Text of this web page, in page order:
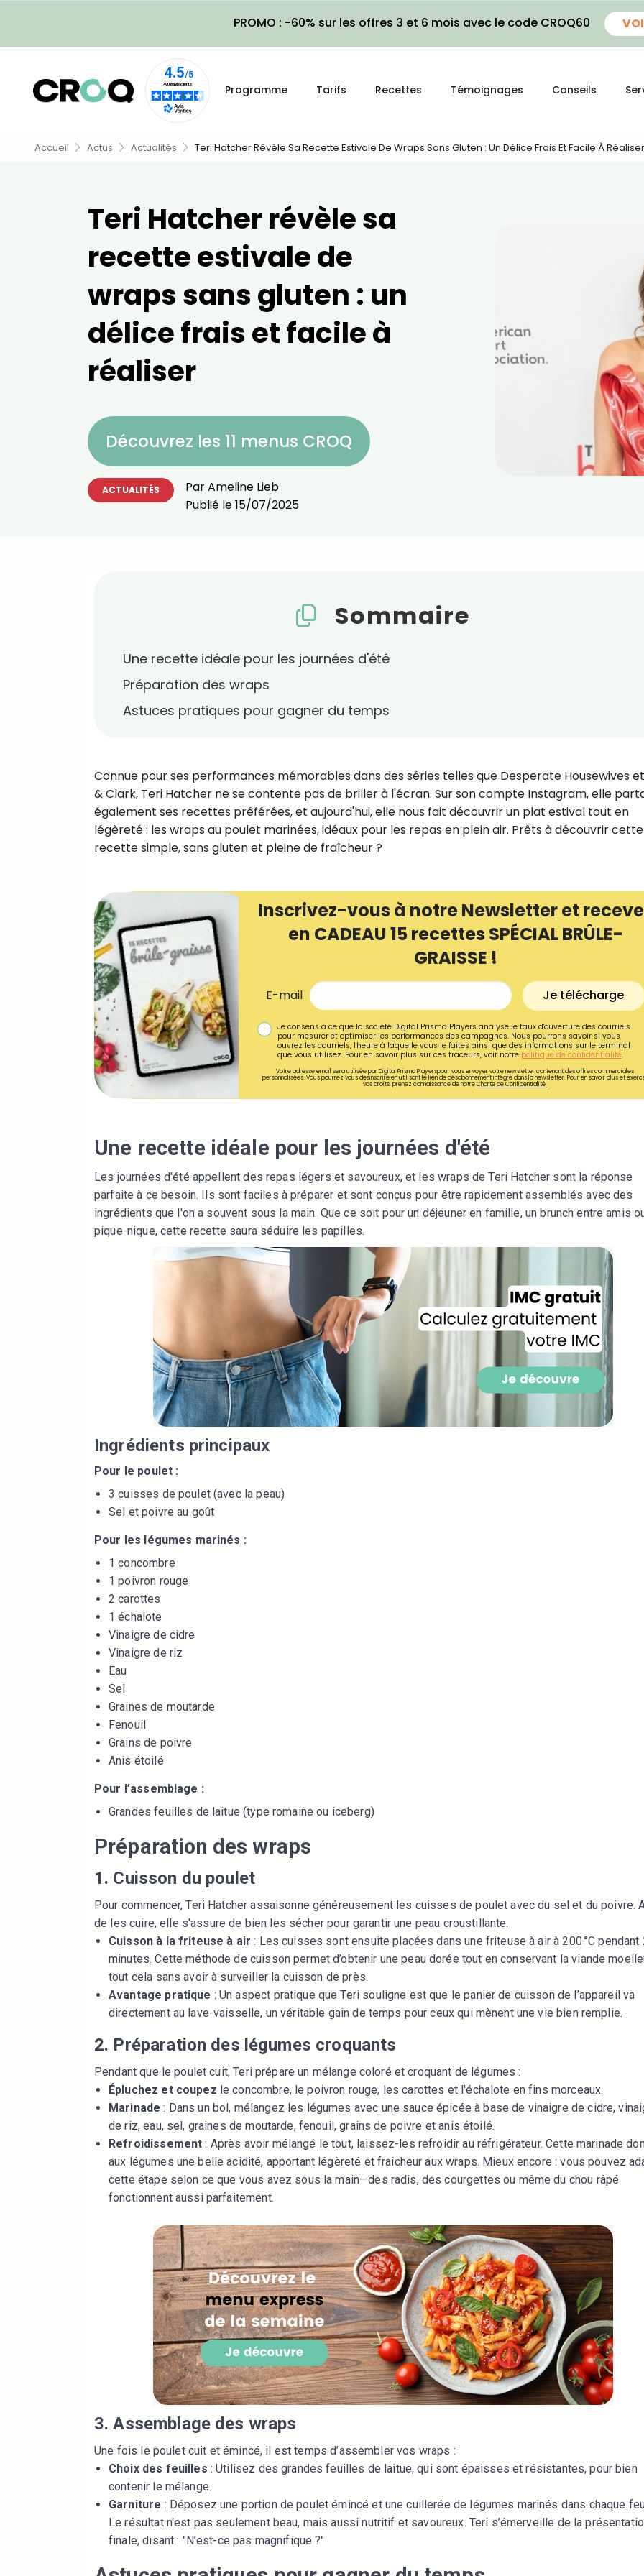
PROMO : -60% sur les offres 3 et 6 mois avec le code CROQ60
Programme Tarifs Recettes Témoignages Conseils
Accueil Actus Actualités Teri Hatcher Révèle Sa Recette Estivale De Wraps Sans Gluten : Un Délice Frais Et Facile À Réaliser
Teri Hatcher révèle sa
recette estivale de
wraps sans gluten : un
délice frais et facile à
réaliser
Découvrez les 11 menus CROQ
ACTUALITÉS ParAmeline Lieb
Publié le15/07/2025
Sommaire
Une recette idéale pour les journées d'été
Préparation des wraps
Astuces pratiques pour gagner du temps
Connue pour ses performances mémorables dans des séries telles que Desperate Housewives et
& Clark, Teri Hatcher ne se contente pas de briller à l'écran. Sur son compte Instagram, elle
également ses recettes préférées, et aujourd'hui, elle nous fait découvrir un plat estival tout en
légèreté : les wraps au poulet marinées, idéaux pour les repas en plein air. Prêts à découvrir cette
recette simple, sans gluten et pleine de fraîcheur ?
Inscrivez-vous à notre Newsletter et
en CADEAU 15 recettes SPÉCIAL BRÛLE-
GRAISSE !
E-mail Je télécharge
Je consens à ce que la société Digital Prisma Players analyse le taux d'ouverture des courriels
pour mesurer et optimiser les performances des campagnes. Nous pourrons savoir si vous
ouvrez les courriels, l'heure à laquelle vous le faites ainsi que des informations sur le terminal
que vous utilisez. Pour en savoir plus sur ces traceurs, voir notre politique de confidentialité.
Votre adresse email sera utilisée par Digital Prisma Playerspour vous envoyer votre newsletter contenant des offres commerciales
personnalisées. Vous pourrez vous désinscrire en utilisant le lien de désabonnement intégré dans la newsletter. Pour en savoir plus et
vos droits, prenez connaissance de notreCharte de Confidentialité.
Une recette idéale pour les journées d'été
Les journées d'été appellent des repas légers et savoureux, et les wraps de Teri Hatcher sont la réponse
parfaite à ce besoin. Ils sont faciles à préparer et sont conçus pour être rapidement assemblés avec des
ingrédients que l'on a souvent sous la main. Que ce soit pour un déjeuner en famille, un brunch entre amis
pique-nique, cette recette saura séduire les papilles.
Ingrédients principaux
Pour le poulet :
3 cuisses de poulet (avec la peau)
Sel et poivre au goût
Pour les légumes marinés :
1 concombre
1 poivron rouge
2 carottes
1 échalote
Vinaigre de cidre
Vinaigre de riz
Eau
Sel
Graines de moutarde
Fenouil
Grains de poivre
Anis étoilé
Pour l’assemblage :
Grandes feuilles de laitue (type romaine ou iceberg)
Préparation des wraps
1. Cuisson du poulet
Pour commencer, Teri Hatcher assaisonne généreusement les cuisses de poulet avec du sel et du poivre.
de les cuire, elle s'assure de bien les sécher pour garantir une peau croustillante.
Cuisson à la friteuse à air : Les cuisses sont ensuite placées dans une friteuse à air à 200 °C pendant
minutes. Cette méthode de cuisson permet d’obtenir une peau dorée tout en conservant la viande
tout cela sans avoir à surveiller la cuisson de près.
Avantage pratique : Un aspect pratique que Teri souligne est que le panier de cuisson de l’appareil va
directement au lave-vaisselle, un véritable gain de temps pour ceux qui mènent une vie bien remplie.
2. Préparation des légumes croquants
Pendant que le poulet cuit, Teri prépare un mélange coloré et croquant de légumes :
Épluchez et coupez le concombre, le poivron rouge, les carottes et l'échalote en fins morceaux.
Marinade : Dans un bol, mélangez les légumes avec une sauce épicée à base de vinaigre de cidre,
de riz, eau, sel, graines de moutarde, fenouil, grains de poivre et anis étoilé.
Refroidissement : Après avoir mélangé le tout, laissez-les refroidir au réfrigérateur. Cette marinade
aux légumes une belle acidité, apportant légèreté et fraîcheur aux wraps. Mieux encore : vous pouvez
cette étape selon ce que vous avez sous la main—des radis, des courgettes ou même du chou râpé
fonctionnent aussi parfaitement.
3. Assemblage des wraps
Une fois le poulet cuit et émincé, il est temps d’assembler vos wraps :
Choix des feuilles : Utilisez des grandes feuilles de laitue, qui sont épaisses et résistantes, pour bien
contenir le mélange.
Garniture : Déposez une portion de poulet émincé et une cuillerée de légumes marinés dans chaque
Le résultat n'est pas seulement beau, mais aussi nutritif et savoureux. Teri s’émerveille de la
finale, disant : "N’est-ce pas magnifique ?"
Recevez gratuitement
!
Ainsi que la newsletter
Je consens à ce que la société
Prisma Players analyse le taux
des courriels pour mesurer et
performances des campagnes.
pourrons savoir si vous ouvrez les